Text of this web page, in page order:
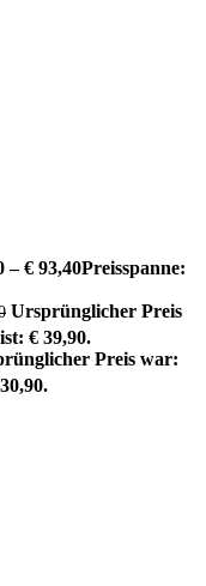
–€ 93,40Preisspanne:
Ursprünglicher Preis
€ 39,90.
Preis war: